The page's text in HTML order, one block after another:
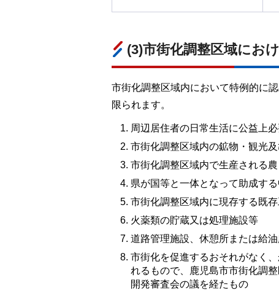
(3)市街化調整区域にお
市街化調整区域内において特例的に
限られます。
周辺居住者の日常生活に公益上
市街化調整区域内の鉱物・観光
市街化調整区域内で生産される
県が国等と一体となって助成す
市街化調整区域内に現存する既
火薬類の貯蔵又は処理施設等
道路管理施設、休憩所または給
市街化を促進するおそれがなく
れるもので、鹿児島市市街化調
開発審査会の議を経たもの